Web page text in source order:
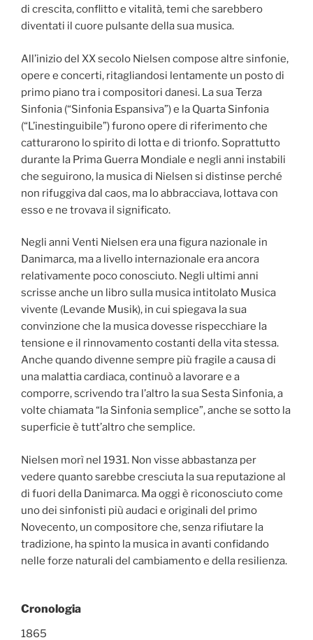
di crescita, conflitto e vitalità, temi che sarebbero
diventati il cuore pulsante della sua musica.
All’inizio del XX secolo Nielsen compose altre sinfonie,
opere e concerti, ritagliandosi lentamente un posto di
primo piano tra i compositori danesi. La sua Terza
Sinfonia (“Sinfonia Espansiva”) e la Quarta Sinfonia
(“L’inestinguibile”) furono opere di riferimento che
catturarono lo spirito di lotta e di trionfo. Soprattutto
durante la Prima Guerra Mondiale e negli anni instabili
che seguirono, la musica di Nielsen si distinse perché
non rifuggiva dal caos, ma lo abbracciava, lottava con
esso e ne trovava il significato.
Negli anni Venti Nielsen era una figura nazionale in
Danimarca, ma a livello internazionale era ancora
relativamente poco conosciuto. Negli ultimi anni
scrisse anche un libro sulla musica intitolato Musica
vivente (Levande Musik), in cui spiegava la sua
convinzione che la musica dovesse rispecchiare la
tensione e il rinnovamento costanti della vita stessa.
Anche quando divenne sempre più fragile a causa di
una malattia cardiaca, continuò a lavorare e a
comporre, scrivendo tra l’altro la sua Sesta Sinfonia, a
volte chiamata “la Sinfonia semplice”, anche se sotto la
superficie è tutt’altro che semplice.
Nielsen morì nel 1931. Non visse abbastanza per
vedere quanto sarebbe cresciuta la sua reputazione al
di fuori della Danimarca. Ma oggi è riconosciuto come
uno dei sinfonisti più audaci e originali del primo
Novecento, un compositore che, senza rifiutare la
tradizione, ha spinto la musica in avanti confidando
nelle forze naturali del cambiamento e della resilienza.
Cronologia
1865